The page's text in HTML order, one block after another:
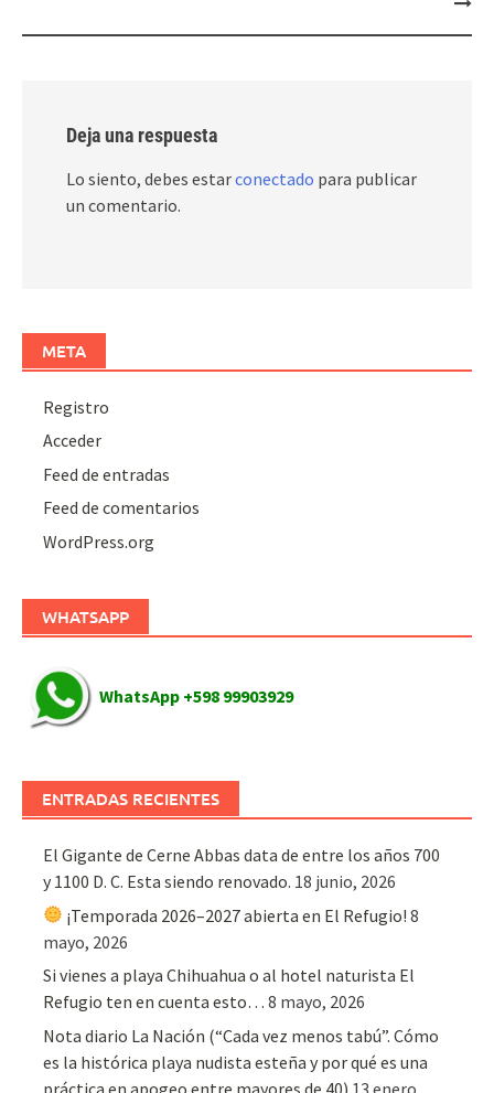
Deja una respuesta
Lo siento, debes estarconectado para publicar
un comentario.
META
Registro
Acceder
Feed de entradas
Feed de comentarios
WordPress.org
WHATSAPP
WhatsApp +598 99903929
ENTRADAS RECIENTES
El Gigante de Cerne Abbas data de entre los años 700
y 1100 D. C. Esta siendo renovado. 18 junio, 2026
¡Temporada 2026–2027 abierta en El Refugio! 8
mayo, 2026
Si vienes a playa Chihuahua o al hotel naturista El
Refugio ten en cuenta esto… 8 mayo, 2026
Nota diario La Nación (“Cada vez menos tabú”. Cómo
es la histórica playa nudista esteña y por qué es una
práctica en apogeo entre mayores de 40) 13 enero,